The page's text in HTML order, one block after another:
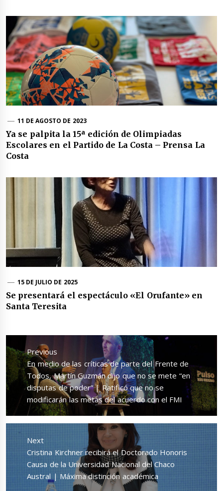
11 DE AGOSTO DE 2023
Ya se palpita la 15ª edición de Olimpiadas
Escolares en el Partido de La Costa – Prensa La
Costa
15 DE JULIO DE 2025
Se presentará el espectáculo «El Orufante» en
Santa Teresita
Navegación
de
entradas
Previous
Previous
post:
En medio de las críticas de parte del Frente de
Todos, Martín Guzmán dijo que no se mete “en
disputas de poder” | Ratificó que no se
modificarán las metas del acuerdo con el FMI
Next
Next
post:
Cristina Kirchner recibirá el Doctorado Honoris
Causa de la Universidad Nacional del Chaco
Austral | Máxima distinción académica